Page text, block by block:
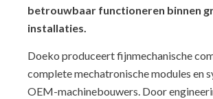
betrouwbaar functioneren binnen
installaties.
Doeko produceert fijnmechanische
complete mechatronische modules en
OEM-machinebouwers. Door